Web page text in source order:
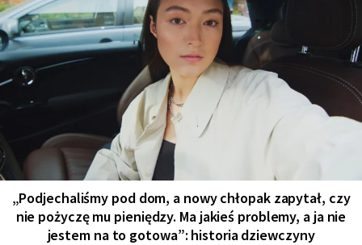
„Podjechaliśmy pod dom, a nowy chłopak zapytał, czy
nie pożyczę mu pieniędzy. Ma jakieś problemy, a ja nie
jestem na to gotowa”: historia dziewczyny